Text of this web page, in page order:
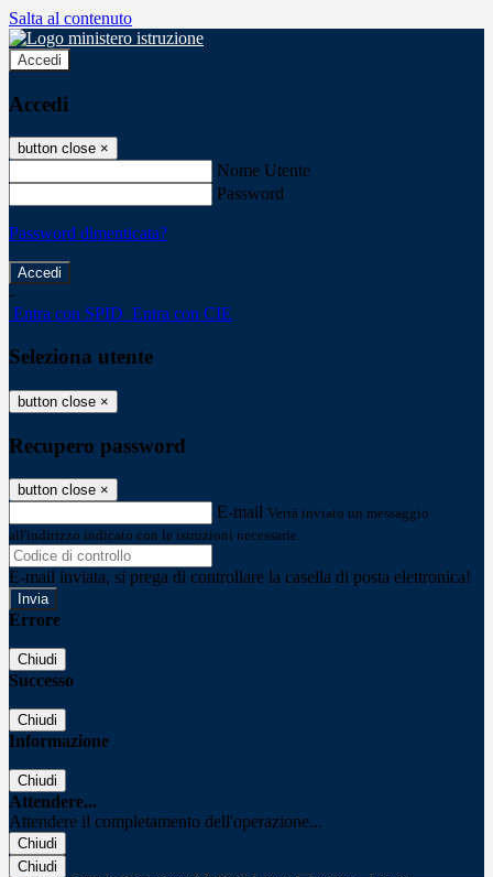
Salta al contenuto
Accedi
Accedi
button close ×
Nome Utente
Password
Password dimenticata?
-
Entra con SPID Entra con CIE
Seleziona utente
button close ×
Recupero password
button close ×
E-mail Verrà inviato un messaggio
all'indirizzo indicato con le istruzioni necessarie.
E-mail inviata, si prega di controllare la casella di posta elettronica!
Errore
Chiudi
Successo
Chiudi
Informazione
Chiudi
Attendere...
Attendere il completamento dell'operazione...
Chiudi
Chiudi